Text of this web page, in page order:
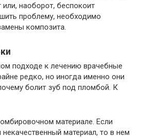
или, наоборот, беспокоит
проблему, необходимо
композита.
подходе к лечению врачебные
редко, но иногда именно они
болит зуб под пломбой. К
материале. Если
некачественный материал, то в нем